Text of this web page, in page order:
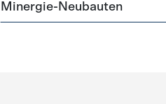
Minergie-Neubauten